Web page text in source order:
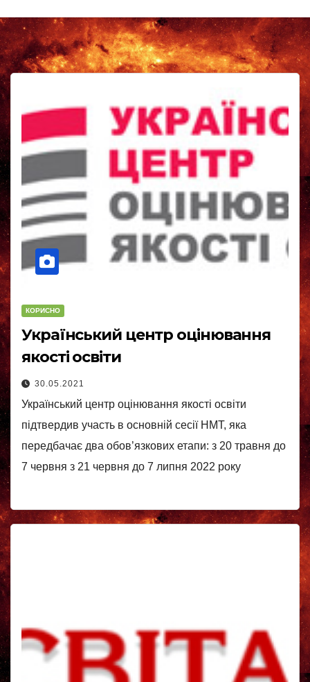
КОРИСНО
Український центр оцінювання
якості освіти
30.05.2021
Український центр оцінювання якості освіти
підтвердив участь в основній сесії НМТ, яка
передбачає два обов’язкових етапи: з 20 травня до
7 червня з 21 червня до 7 липня 2022 року